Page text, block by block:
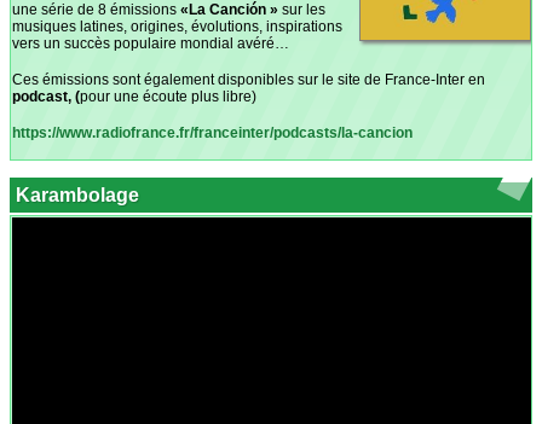
une série de 8 émissions «La Canción » sur les
musiques latines, origines, évolutions, inspirations
vers un succès populaire mondial avéré…
Ces émissions sont également disponibles sur le site de France-Inter en
podcast, (pour une écoute plus libre)
https://www.radiofrance.fr/franceinter/podcasts/la-cancion
Karambolage